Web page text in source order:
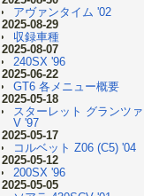
アヴァンタイム '02
2025-08-29
収録車種
2025-08-07
240SX '96
2025-06-22
GT6 各メニュー概要
2025-05-18
スターレット グランツァ
V '97
2025-05-17
コルベット Z06 (C5) '04
2025-05-12
200SX '96
2025-05-05